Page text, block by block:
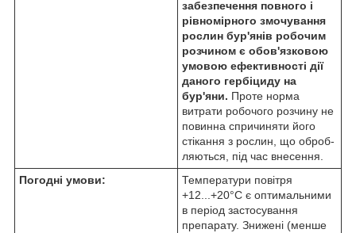
забезпечення повного і
рівномірного змочування
рослин бур'янів робочим
розчином є обов'язковою
умовою ефективності дії
даного гербіциду на
бур'яни. Проте норма
витрати робочого розчину не
повинна спричиняти його
стікання з рослин, що оброб­
ляються, під час внесення.
Погодні умови:
Температури повітря
+12...+20°С є оптимальними
в період застосування
препарату. Знижені (менше